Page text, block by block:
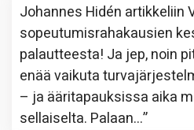
Johannes Hidén artikkeliin
sopeutumisrahakausien
palautteesta! Ja jep, noin
enää vaikuta
– ja ääritapauksissa aika
sellaiselta. Palaan…”